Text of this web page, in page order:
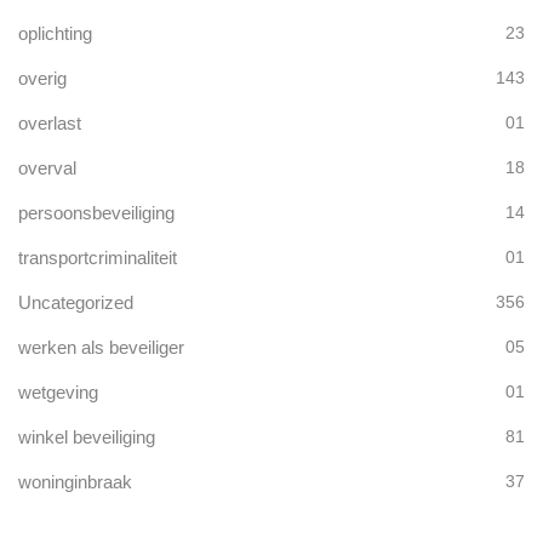
oplichting 23
overig 143
overlast 01
overval 18
persoonsbeveiliging 14
transportcriminaliteit 01
Uncategorized 356
werken als beveiliger 05
wetgeving 01
winkel beveiliging 81
woninginbraak 37